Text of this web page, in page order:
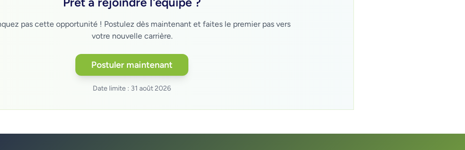
pas cette opportunité ! Postulez dès maintenant et faites le premier pas vers
votre nouvelle carrière.
Postuler maintenant
Date limite : 31 août 2026